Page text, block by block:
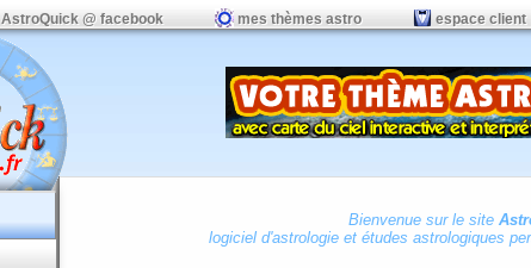
AstroQuick @ facebook mes thèmes astro espace client
Bienvenue sur le site
logiciel d'astrologieet études astrologiques